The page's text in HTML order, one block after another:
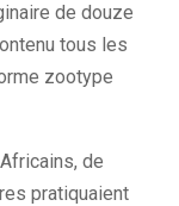
de douze
tous les
zootype
de
pratiquaient